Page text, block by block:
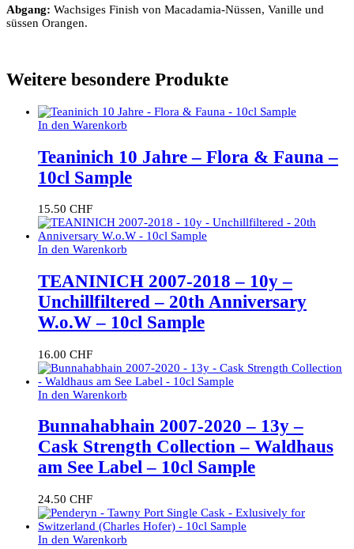
Abgang: Wachsiges Finish von Macadamia-Nüssen, Vanille und
süssen Orangen.
Weitere besondere Produkte
In den Warenkorb
Teaninich 10 Jahre – Flora & Fauna –
10cl Sample
15.50 CHF
In den Warenkorb
TEANINICH 2007-2018 – 10y –
Unchillfiltered – 20th Anniversary
W.o.W – 10cl Sample
16.00 CHF
In den Warenkorb
Bunnahabhain 2007-2020 – 13y –
Cask Strength Collection – Waldhaus
am See Label – 10cl Sample
24.50 CHF
In den Warenkorb